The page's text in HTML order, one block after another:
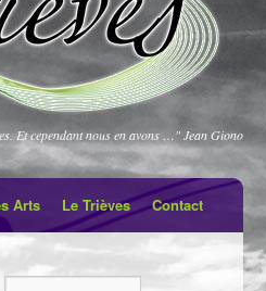
Et cependant nous en avons …" Jean Giono
Arts Le Trièves Contact